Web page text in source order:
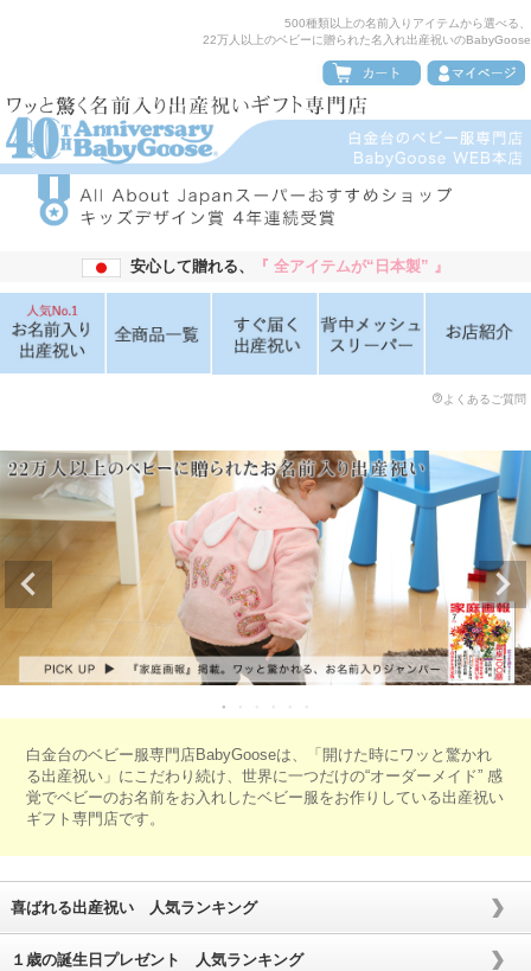
500種類以上の名前入りアイテムから選べる、
22万人以上のベビーに贈られた名入れ出産祝いのBabyGoose
安心して贈れる、 『 全アイテムが“日本製” 』
よくあるご質問
白金台のベビー服専門店BabyGooseは、「開けた時にワッと驚かれ
る出産祝い」にこだわり続け、世界に一つだけの“オーダーメイド” 感
覚でベビーのお名前をお入れしたベビー服をお作りしている出産祝い
ギフト専門店です。
喜ばれる出産祝い 人気ランキング
１歳の誕生日プレゼント 人気ランキング